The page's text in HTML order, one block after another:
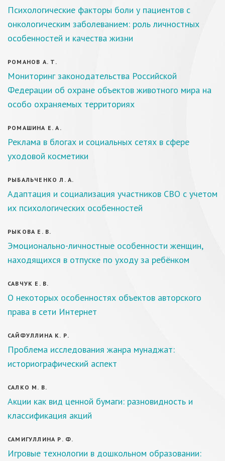
Психологические факторы боли у пациентов с
онкологическим заболеванием: роль личностных
особенностей и качества жизни
РОМАНОВ А. Т.
Мониторинг законодательства Российской
Федерации об охране объектов животного мира на
особо охраняемых территориях
РОМАШИНА Е. А.
Реклама в блогах и социальных сетях в сфере
уходовой косметики
РЫБАЛЬЧЕНКО Л. А.
Адаптация и социализация участников СВО с учетом
их психологических особенностей
РЫКОВА Е. В.
Эмоционально-личностные особенности женщин,
находящихся в отпуске по уходу за ребёнком
САВЧУК Е. В.
О некоторых особенностях объектов авторского
права в сети Интернет
САЙФУЛЛИНА К. Р.
Проблема исследования жанра мунаджат:
историографический аспект
САЛКО М. В.
Акции как вид ценной бумаги: разновидность и
классификация акций
САМИГУЛЛИНА Р. Ф.
Игровые технологии в дошкольном образовании: